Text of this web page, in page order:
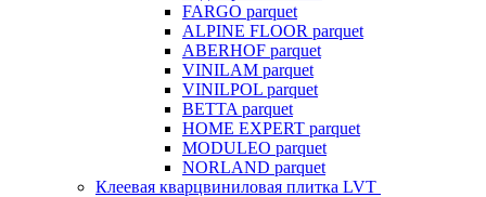
FARGO parquet
ALPINE FLOOR parquet
ABERHOF parquet
VINILAM parquet
VINILPOL parquet
BETTA parquet
HOME EXPERT parquet
MODULEO parquet
NORLAND parquet
Клеевая кварцвиниловая плитка LVT